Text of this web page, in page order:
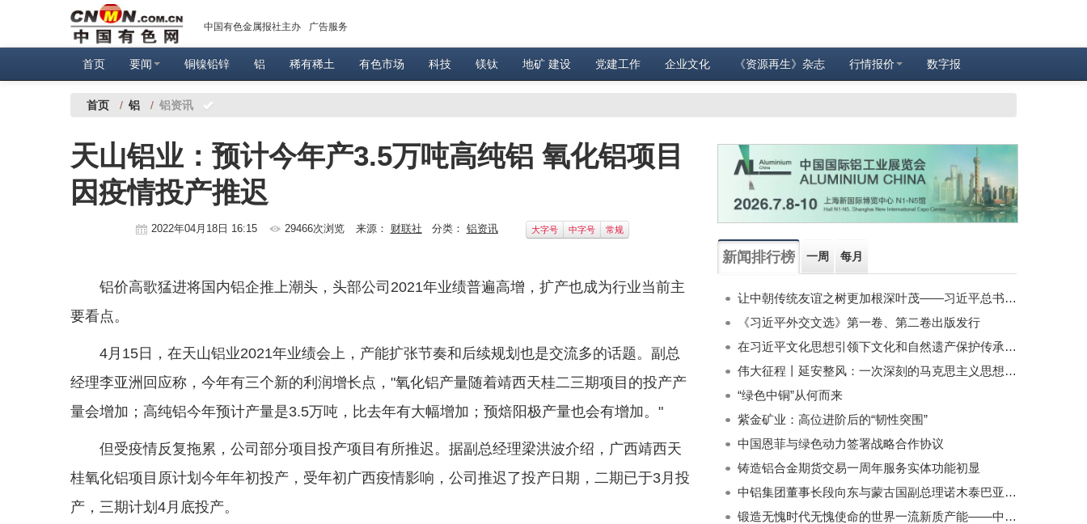
中国有色金属报社主办 广告服务
首页 要闻 铜镍铅锌 铝 稀有稀土 有色市场 科技 镁钛 地矿 建设 党建工作 企业文化 《资源再生》杂志 行情报价 数字报
首页 / 铝 / 铝资讯
天山铝业：预计今年产3.5万吨高纯铝 氧化铝项目
因疫情投产推迟
2022年04月18日 16:15 29466次浏览 来源： 财联社 分类： 铝资讯 大字号 中字号 常规
铝价高歌猛进将国内铝企推上潮头，头部公司2021年业绩普遍高增，扩产也成为行业当前主
要看点。
4月15日，在天山铝业2021年业绩会上，产能扩张节奏和后续规划也是交流多的话题。副总
经理李亚洲回应称，今年有三个新的利润增长点，"氧化铝产量随着靖西天桂二三期项目的投产产
量会增加；高纯铝今年预计产量是3.5万吨，比去年有大幅增加；预焙阳极产量也会有增加。"
但受疫情反复拖累，公司部分项目投产项目有所推迟。据副总经理梁洪波介绍，广西靖西天
桂氧化铝项目原计划今年年初投产，受年初广西疫情影响，公司推迟了投产日期，二期已于3月投
产，三期计划4月底投产。
新闻排行榜 一周 每月
让中朝传统友谊之树更加根深叶茂——习近平总书记对朝鲜进行国事访问纪实
《习近平外交文选》第一卷、第二卷出版发行
在习近平文化思想引领下文化和自然遗产保护传承利用工作开创新局面
伟大征程丨延安整风：一次深刻的马克思主义思想教育运动
“绿色中铜”从何而来
紫金矿业：高位进阶后的“韧性突围”
中国恩菲与绿色动力签署战略合作协议
铸造铝合金期货交易一周年服务实体功能初显
中铝集团董事长段向东与蒙古国副总理诺木泰巴亚尔举行会谈
锻造无愧时代无愧使命的世界一流新质产能——中国有色金属工业的战略应对与破局之道（二）